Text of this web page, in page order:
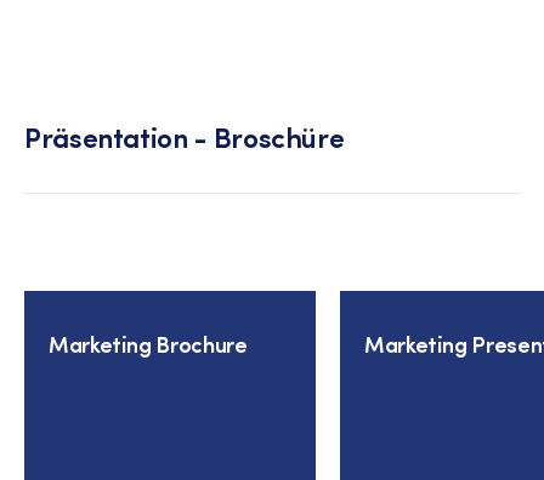
Präsentation - Broschüre
Marketing Brochure Marketing